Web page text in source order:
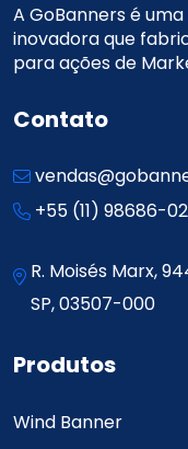
A GoBanners é
inovadora que
para ações de
Contato
+55 (11) 98686-
R. Moisés Marx,
SP, 03507-000
Produtos
Wind Banner